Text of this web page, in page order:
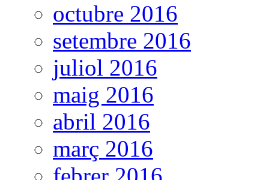
octubre 2016
setembre 2016
juliol 2016
maig 2016
abril 2016
març 2016